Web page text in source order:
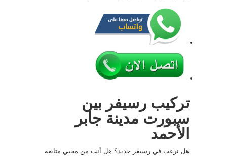
تركيب رسيفر بين
سبورت مدينة جابر
الأحمد
هل ترغب في رسيفر جديد؟ هل أنت من محبي متابعة